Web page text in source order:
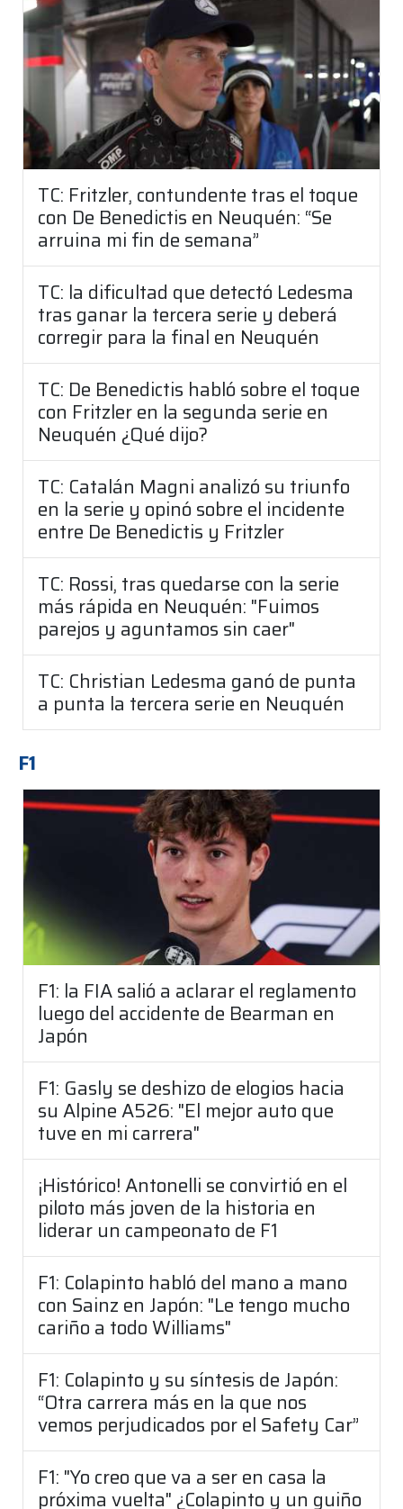
TC: Fritzler, contundente tras el toque
con De Benedictis en Neuquén: “Se
arruina mi fin de semana”
TC: la dificultad que detectó Ledesma
tras ganar la tercera serie y deberá
corregir para la final en Neuquén
TC: De Benedictis habló sobre el toque
con Fritzler en la segunda serie en
Neuquén ¿Qué dijo?
TC: Catalán Magni analizó su triunfo
en la serie y opinó sobre el incidente
entre De Benedictis y Fritzler
TC: Rossi, tras quedarse con la serie
más rápida en Neuquén: "Fuimos
parejos y aguntamos sin caer"
TC: Christian Ledesma ganó de punta
a punta la tercera serie en Neuquén
F1
F1: la FIA salió a aclarar el reglamento
luego del accidente de Bearman en
Japón
F1: Gasly se deshizo de elogios hacia
su Alpine A526: "El mejor auto que
tuve en mi carrera"
¡Histórico! Antonelli se convirtió en el
piloto más joven de la historia en
liderar un campeonato de F1
F1: Colapinto habló del mano a mano
con Sainz en Japón: "Le tengo mucho
cariño a todo Williams"
F1: Colapinto y su síntesis de Japón:
“Otra carrera más en la que nos
vemos perjudicados por el Safety Car”
F1: "Yo creo que va a ser en casa la
próxima vuelta" ¿Colapinto y un guiño